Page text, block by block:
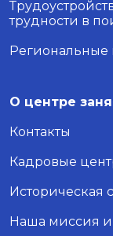
трудности в
О центре
Контакты
Кадровые
Историческая
Наша миссия и